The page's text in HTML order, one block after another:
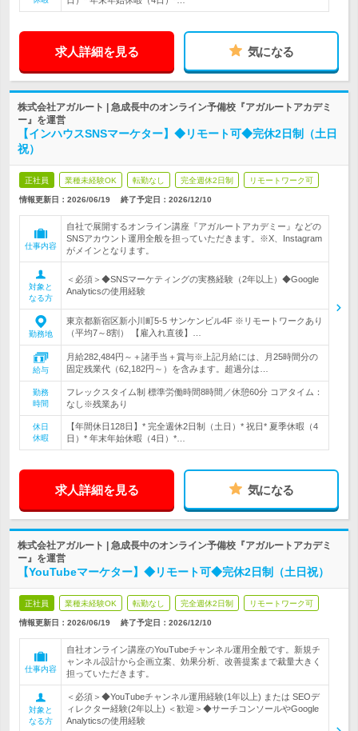
求人詳細を見る 気になる
株式会社アガルート | 急成長中のオンライン予備校『アガルートアカデミ
ー』を運営
【インハウスSNSマーケター】◆リモート可◆完休2日制（土日
祝）
正社員 業種未経験OK 転勤なし 完全週休2日制 リモートワーク可
情報更新日：2026/06/19 終了予定日： 2026/12/10
仕事内容
自社で展開するオンライン講座『アガルートアカデミー』などの
SNSアカウント運用全般を担っていただきます。※X、Instagram
がメインとなります。
対象と
なる方
＜必須＞◆SNSマーケティングの実務経験（2年以上）◆Google
Analyticsの使用経験
勤務地
東京都新宿区新小川町5-5 サンケンビル4F ※リモートワークあり
（平均7～8割） 【雇入れ直後】…
給与
月給282,484円～＋諸手当＋賞与※上記月給には、月25時間分の
固定残業代（62,182円～）を含みます。超過分は…
勤務
時間
フレックスタイム制 標準労働時間8時間／休憩60分 コアタイム：
なし※残業あり
休日
休暇
【年間休日128日】* 完全週休2日制（土日）* 祝日* 夏季休暇（4
日）* 年末年始休暇（4日）*…
求人詳細を見る 気になる
株式会社アガルート | 急成長中のオンライン予備校『アガルートアカデミ
ー』を運営
【YouTubeマーケター】◆リモート可◆完休2日制（土日祝）
正社員 業種未経験OK 転勤なし 完全週休2日制 リモートワーク可
情報更新日：2026/06/19 終了予定日： 2026/12/10
仕事内容
自社オンライン講座のYouTubeチャンネル運用全般です。新規チ
ャンネル設計から企画立案、効果分析、改善提案まで裁量大きく
担っていただきます。
対象と
なる方
＜必須＞◆YouTubeチャンネル運用経験(1年以上) または SEOデ
ィレクター経験(2年以上) ＜歓迎＞◆サーチコンソールやGoogle
Analyticsの使用経験